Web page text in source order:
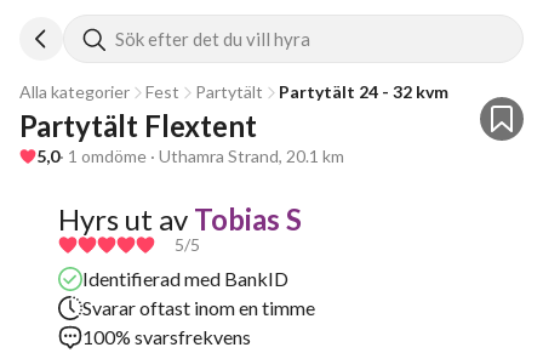
Sök efter det du vill hyra
Alla kategorier Fest Partytält Partytält 24 - 32 kvm
Partytält Flextent
5,0· 1 omdöme · Uthamra Strand, 20.1 km
Hyrs ut av Tobias S
5/5
Identifierad med BankID
Svarar oftast inom en timme
100% svarsfrekvens